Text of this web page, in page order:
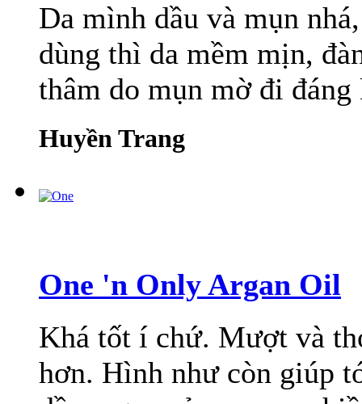
Da mình dầu và mụn
dùng thì da mềm mịn,
thâm do mụn mờ đi
Huyền Trang
One 'n Only Argan Oil
Khá tốt í chứ. Mượt và
hơn. Hình như còn giúp